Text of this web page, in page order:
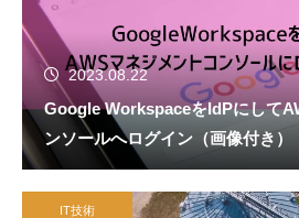
2023.08.22
Google WorkspaceをIdPにして
ンソールへログイン（画像付き）
IT技術